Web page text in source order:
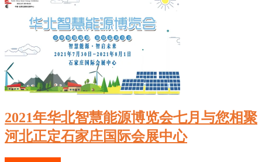
2021年华北智慧能源博览会七月与您相聚
河北正定石家庄国际会展中心